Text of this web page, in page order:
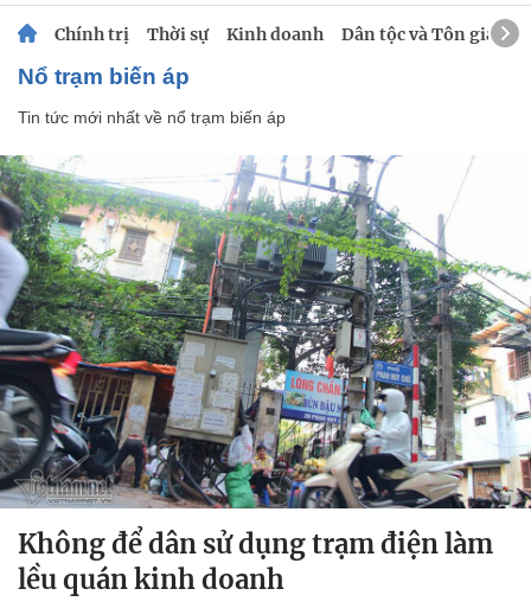
Chính trị Thời sự Kinh doanh Dân tộc và Tôn giáo
nổ trạm biến áp
Tin tức mới nhất về nổ trạm biến áp
Không để dân sử dụng trạm điện làm
lều quán kinh doanh